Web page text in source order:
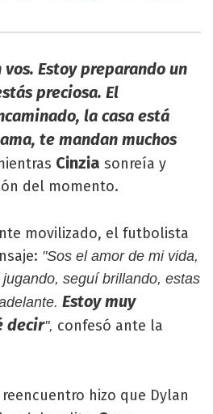
Estoy preparando un
preciosa. El
la casa está
te mandan muchos
Cinzia sonreía y
del momento.
movilizado, el futbolista
"Sos el amor de mi vida,
seguí brillando, estas
Estoy muy
decir", confesó ante la
hizo que Dylan